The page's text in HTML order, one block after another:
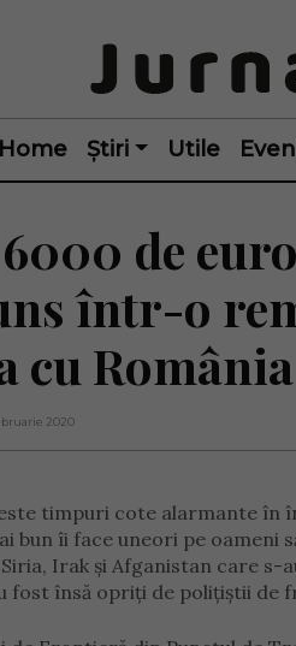
Home Știri Utile
de
într-o
cu România
2020
timpuri cote alarmante în
bun îi face uneori pe oameni
Irak şi Afganistan care
fost însă opriți de polițiștii de